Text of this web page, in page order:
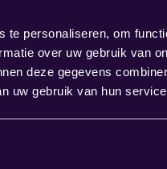
te personaliseren, om
over uw gebruik van
deze gegevens
uw gebruik van hun
ledikant